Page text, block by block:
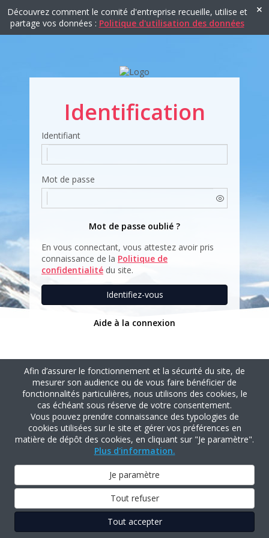
Afin d’assurer le fonctionnement et la sécurité du site, de
mesurer son audience ou de vous faire bénéficier de
fonctionnalités particulières, nous utilisons des cookies, le
cas échéant sous réserve de votre consentement.
Vous pouvez prendre connaissance des typologies de
cookies utilisées sur le site et gérer vos préférences en
matière de dépôt des cookies, en cliquant sur "Je paramètre".
Plus d'information.
Je paramètre
Tout refuser
Tout accepter
Découvrez comment le comité d'entreprise recueille, utilise et
partage vos données : Politique d'utilisation des données
Identification
Identifiant
Mot de passe
Mot de passe oublié ?
En vous connectant, vous attestez avoir pris
connaissance de la Politique de
confidentialité du site.
Identifiez-vous
Aide à la connexion